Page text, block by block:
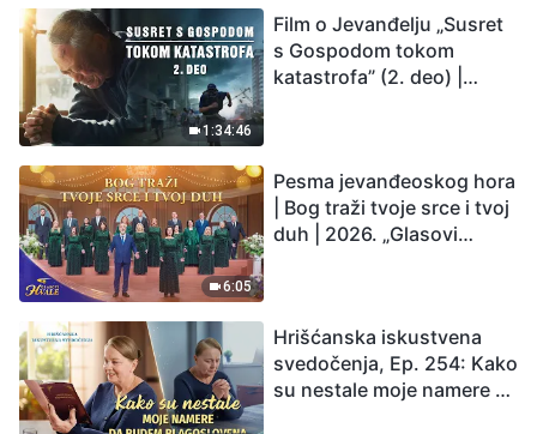
1:34:46
Film o Jevanđelju „Susret
s Gospodom tokom
katastrofa” (2. deo) |
Čovečanstvo ulazi u
odbrojavanje. Da li ste
pronašli način da
6:05
Pesma jevanđeoskog hora
| Bog traži tvoje srce i tvoj
duh | 2026. „Glasovi
Hrišćanska iskustvena
svedočenja, Ep. 254: Kako
su nestale moje namere da